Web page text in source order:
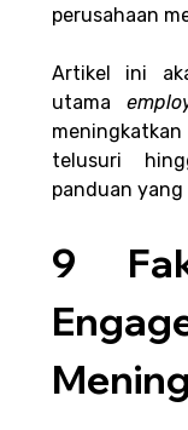
perusahaan
Artikel ini
utama
telusuri
panduan
9